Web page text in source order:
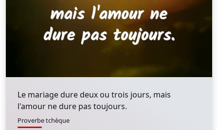
Le mariage dure deux ou trois jours, mais
l'amour ne dure pas toujours.
Proverbe tchèque